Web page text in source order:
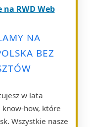
RWD Web
NA
BEZ
w lata
know-how, które
Wszystkie nasze